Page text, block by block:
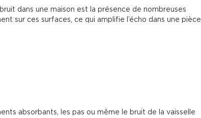
dans une maison est la présence de nombreuses
sur ces surfaces, ce qui amplifie l’écho dans une pièce.
absorbants, les pas ou même le bruit de la vaisselle